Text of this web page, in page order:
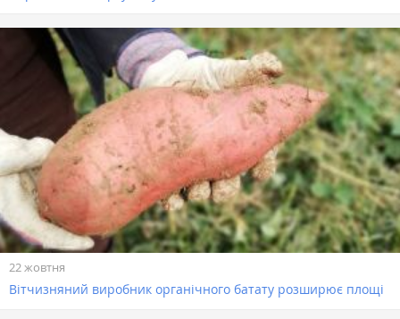
22 жовтня
Вітчизняний виробник органічного батату розширює площі